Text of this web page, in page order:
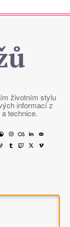
životním stylu
informací z
technice.